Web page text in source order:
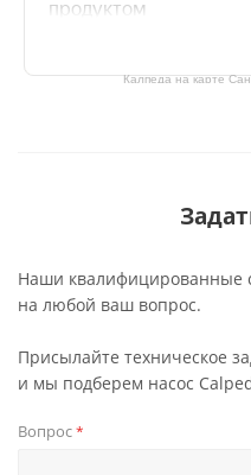
Калпеда на карте
Наши квалифицированные
на любой ваш вопрос.
Присылайте техническое
и мы подберем насос
Вопрос*